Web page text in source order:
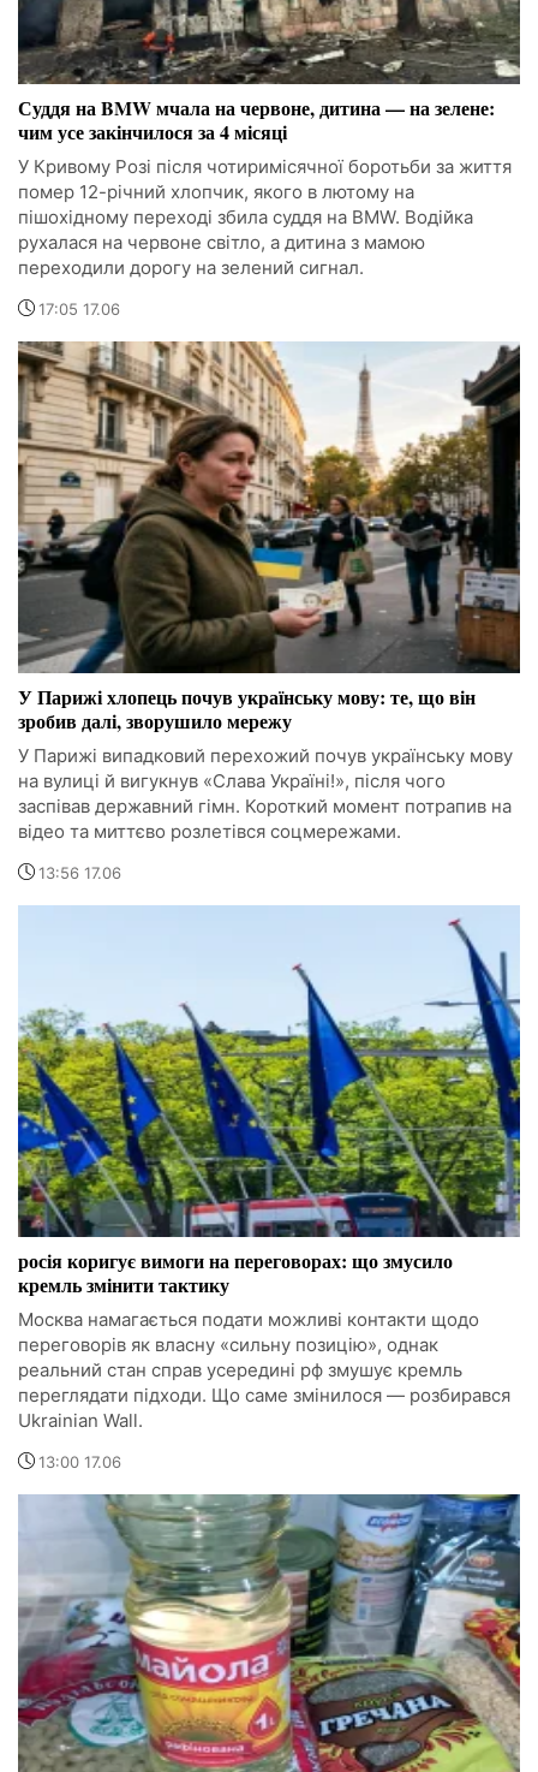
Суддя на BMW мчала на червоне, дитина — на зелене:
чим усе закінчилося за 4 місяці
У Кривому Розі після чотиримісячної боротьби за життя
помер 12-річний хлопчик, якого в лютому на
пішохідному переході збила суддя на BMW. Водійка
рухалася на червоне світло, а дитина з мамою
переходили дорогу на зелений сигнал.
17:05 17.06
У Парижі хлопець почув українську мову: те, що він
зробив далі, зворушило мережу
У Парижі випадковий перехожий почув українську мову
на вулиці й вигукнув «Слава Україні!», після чого
заспівав державний гімн. Короткий момент потрапив на
відео та миттєво розлетівся соцмережами.
13:56 17.06
росія коригує вимоги на переговорах: що змусило
кремль змінити тактику
Москва намагається подати можливі контакти щодо
переговорів як власну «сильну позицію», однак
реальний стан справ усередині рф змушує кремль
переглядати підходи. Що саме змінилося — розбирався
Ukrainian Wall.
13:00 17.06